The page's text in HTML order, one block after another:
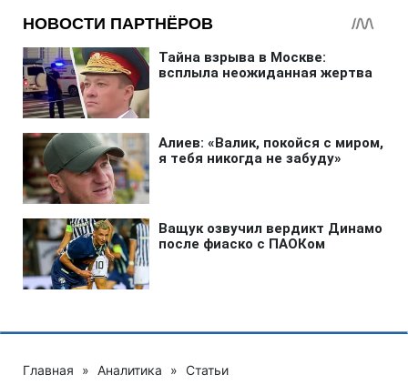
Главная » Аналитика » Статьи